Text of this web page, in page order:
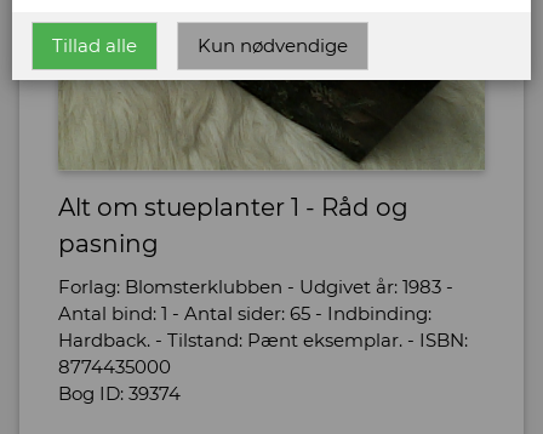
Alt om stueplanter 1 - Råd og
pasning
Forlag: Blomsterklubben - Udgivet år: 1983 -
Antal bind: 1 - Antal sider: 65 - Indbinding:
Hardback. - Tilstand: Pænt eksemplar. - ISBN:
8774435000
Bog ID: 39374
Tillad alle Kun nødvendige